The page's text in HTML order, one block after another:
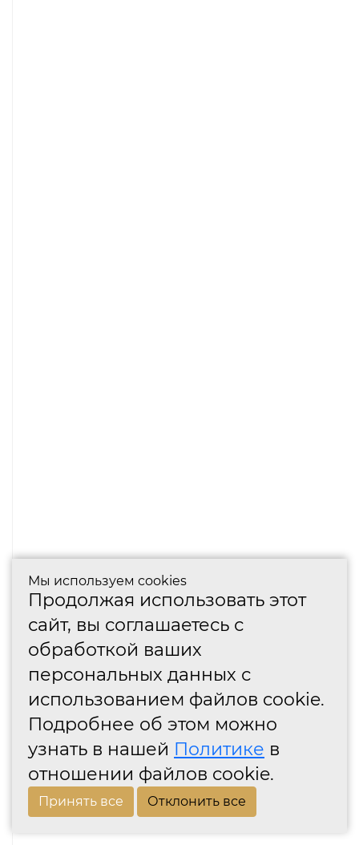
Мы используем cookies
Продолжая использовать этот
сайт, вы соглашаетесь с
обработкой ваших
персональных данных с
использованием файлов cookie.
Подробнее об этом можно
узнать в нашей Политике в
отношении файлов cookie.
Принять все Отклонить все